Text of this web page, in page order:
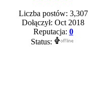
Liczba postów: 3,307
Dołączył: Oct 2018
Reputacja: 0
Status: